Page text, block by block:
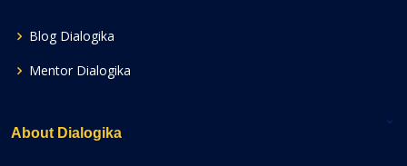
Blog Dialogika
Mentor Dialogika
About Dialogika